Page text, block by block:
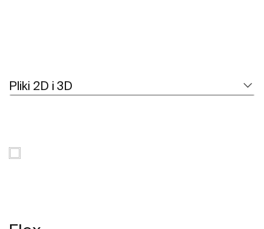
Pliki 2D i 3D